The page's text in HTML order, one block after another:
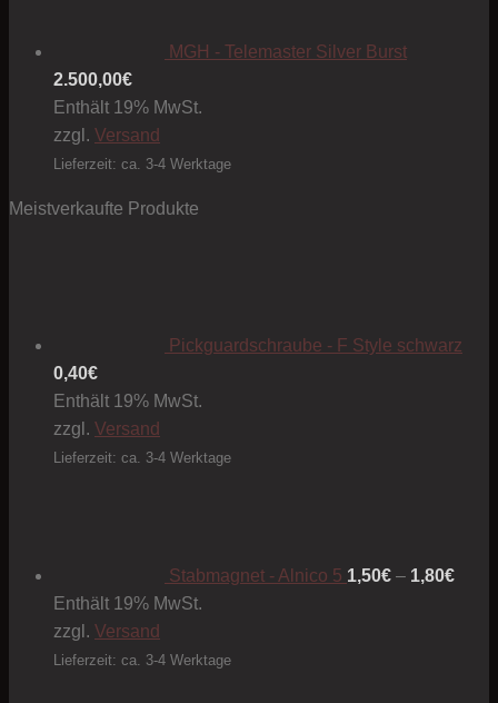
MGH - Telemaster Silver Burst
2.500,00€
Enthält 19% MwSt.
zzgl. Versand
Lieferzeit: ca. 3-4 Werktage
Meistverkaufte Produkte
Pickguardschraube - F Style schwarz
0,40€
Enthält 19% MwSt.
zzgl. Versand
Lieferzeit: ca. 3-4 Werktage
Stabmagnet - Alnico 5 1,50€ – 1,80€1,80€
Enthält 19% MwSt.
zzgl. Versand
Lieferzeit: ca. 3-4 Werktage